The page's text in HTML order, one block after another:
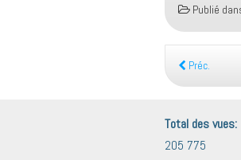
Publié
Préc.
Total des vues:
205 775